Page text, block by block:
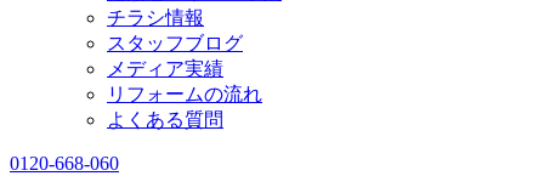
チラシ情報
スタッフブログ
メディア実績
リフォームの流れ
よくある質問
0120-668-060